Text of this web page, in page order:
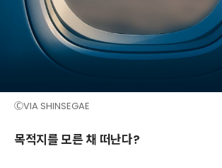
ⒸVIA SHINSEGAE
목적지를 모른 채 떠난다?